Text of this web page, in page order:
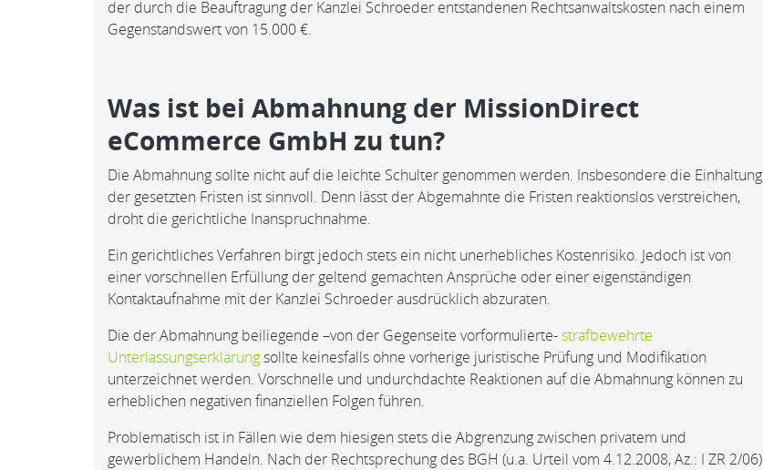
der durch die Beauftragung der Kanzlei Schroeder entstandenen Rechtsanwaltskosten nach einem
Gegenstandswert von 15.000 €.
Was ist bei Abmahnung der MissionDirect
eCommerce GmbH zu tun?
Die Abmahnung sollte nicht auf die leichte Schulter genommen werden. Insbesondere die Einhaltung
der gesetzten Fristen ist sinnvoll. Denn lässt der Abgemahnte die Fristen reaktionslos verstreichen,
droht die gerichtliche Inanspruchnahme.
Ein gerichtliches Verfahren birgt jedoch stets ein nicht unerhebliches Kostenrisiko. Jedoch ist von
einer vorschnellen Erfüllung der geltend gemachten Ansprüche oder einer eigenständigen
Kontaktaufnahme mit der Kanzlei Schroeder ausdrücklich abzuraten.
Die der Abmahnung beiliegende –von der Gegenseite vorformulierte-strafbewehrte
Unterlassungserklärungsollte keinesfalls ohne vorherige juristische Prüfung und Modifikation
unterzeichnet werden. Vorschnelle und undurchdachte Reaktionen auf die Abmahnung können zu
erheblichen negativen finanziellen Folgen führen.
Problematisch ist in Fällen wie dem hiesigen stets die Abgrenzung zwischen privatem und
gewerblichem Handeln. Nach der Rechtsprechung des BGH (u.a. Urteil vom 4.12.2008, Az.: I ZR 2/06)